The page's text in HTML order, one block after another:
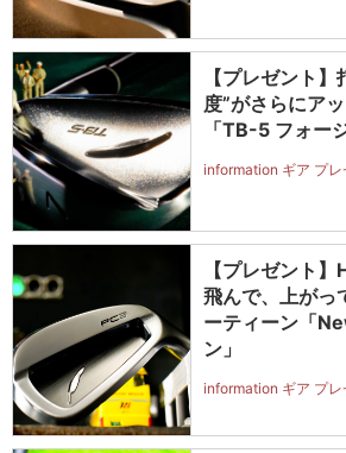
【プレゼント
度”がさらにア
「TB-5 フォー
information ギア プレ
【プレゼント
飛んで、上が
ーティーン「
ン」
information ギア プレ